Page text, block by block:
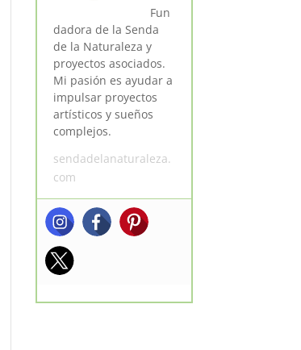
Fun
dadora de la Senda
de la Naturaleza y
proyectos asociados.
Mi pasión es ayudar a
impulsar proyectos
artísticos y sueños
complejos.
sendadelanaturaleza.
com